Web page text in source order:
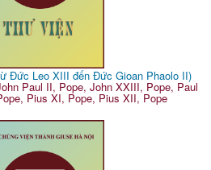
Đức Leo XIII đến Đức Gioan Phaolo II)
Paul II, Pope, John XXIII, Pope, Paul
Pius XI, Pope, Pius XII, Pope